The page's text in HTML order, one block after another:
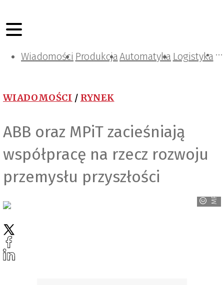
Wiadomości ProdukcjaAutomatyka Logistyka
Projektowanie i konstrukcje
Zarządzanie i IT
Tematy specjalne
WIADOMOŚCI / RYNEK
ABB oraz MPiT zacieśniają
współpracę na rzecz rozwoju
przemysłu przyszłości
MPiT